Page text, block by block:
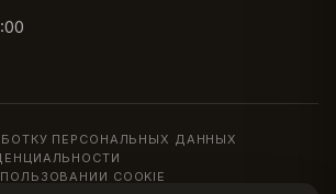
ПЕРСОНАЛЬНЫХ ДАННЫХ
COOKIE